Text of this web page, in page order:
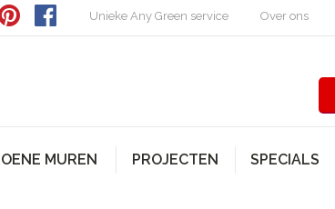
Unieke Any Green service Over ons
MUREN PROJECTEN SPECIALS